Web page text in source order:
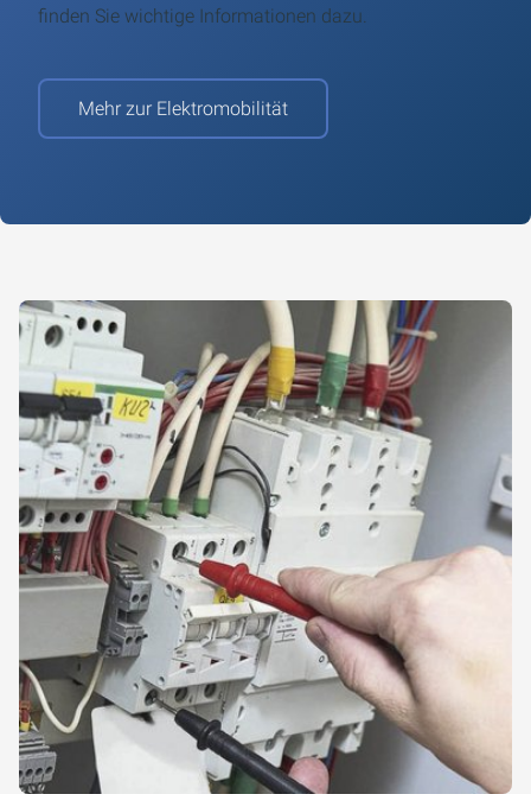
finden Sie wichtige Informationen dazu.
Mehr zur Elektromobilität